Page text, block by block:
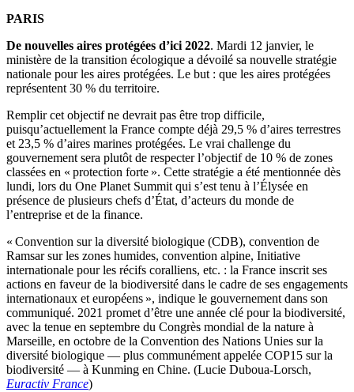
PARIS
De nouvelles aires protégées d’ici 2022. Mardi 12 janvier, le
ministère de la transition écologique a dévoilé sa nouvelle stratégie
nationale pour les aires protégées. Le but : que les aires protégées
représentent 30 % du territoire.
Remplir cet objectif ne devrait pas être trop difficile,
puisqu’actuellement la France compte déjà 29,5 % d’aires terrestres
et 23,5 % d’aires marines protégées. Le vrai challenge du
gouvernement sera plutôt de respecter l’objectif de 10 % de zones
classées en « protection forte ». Cette stratégie a été mentionnée dès
lundi, lors du One Planet Summit qui s’est tenu à l’Élysée en
présence de plusieurs chefs d’État, d’acteurs du monde de
l’entreprise et de la finance.
« Convention sur la diversité biologique (CDB), convention de
Ramsar sur les zones humides, convention alpine, Initiative
internationale pour les récifs coralliens, etc. : la France inscrit ses
actions en faveur de la biodiversité dans le cadre de ses engagements
internationaux et européens », indique le gouvernement dans son
communiqué. 2021 promet d’être une année clé pour la biodiversité,
avec la tenue en septembre du Congrès mondial de la nature à
Marseille, en octobre de la Convention des Nations Unies sur la
diversité biologique — plus communément appelée COP15 sur la
biodiversité — à Kunming en Chine. (Lucie Duboua-Lorsch,
Euractiv France)